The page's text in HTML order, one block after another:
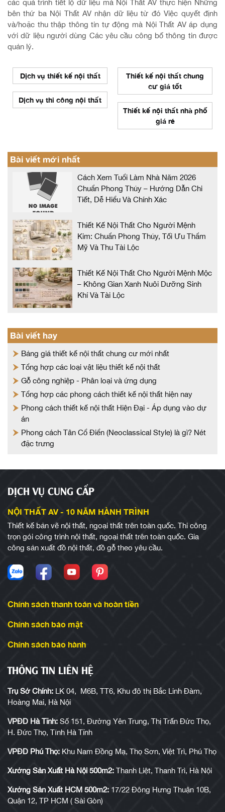
các quá trình tiết lộ dữ liệu mà Nội Thất AV thực hiện Những
bên thứ ba Nội Thất AV nhận dữ liệu từ đó Việc quyết định
và/hoặc thu thập thông tin tự động mà Nội Thất AV áp dụng
với dữ liệu người dùng Các yêu cầu công bố thông tin được
quản lý.
Dịch vụ thiết kế nội thất
Dịch vụ thi công nội thất
Thiết kế nội thất chung
cư giá tốt
Thiết kế nội thất nhà phố
giá rẻ
Bài viết mới nhất
Cách Xem Tuổi Làm Nhà Năm 2026
Chuẩn Phong Thủy – Hướng Dẫn Chi
Tiết, Dễ Hiểu Và Chính Xác
Thiết Kế Nội Thất Cho Người Mệnh
Kim: Chuẩn Phong Thủy, Tối Ưu Thẩm
Mỹ Và Thu Tài Lộc
Thiết Kế Nội Thất Cho Người Mệnh Mộc
– Không Gian Xanh Nuôi Dưỡng Sinh
Khí Và Tài Lộc
Bài viết hay
Bảng giá thiết kế nội thất chung cư mới nhất
Tổng hợp các loại vật liệu thiết kế nội thất
Gỗ công nghiệp - Phân loại và ứng dụng
Tổng hợp các phong cách thiết kế nội thất hiện nay
Phong cách thiết kế nội thất Hiện Đại - Áp dụng vào dự
án
Phong cách Tân Cổ Điển (Neoclassical Style) là gì? Nét
đặc trưng
DỊCH VỤ CUNG CẤP
NỘI THẤT AV - 10 NĂM HÀNH TRÌNH
Thiết kế bản vẽ nội thất, ngoại thất trên toàn quốc. Thi công
trọn gói công trình nội thất, ngoại thất trên toàn quốc. Gia
công sản xuất đồ nội thất, đồ gỗ theo yêu cầu.
Chính sách thanh toán và hoàn tiền
Chính sách bảo mật
Chính sách bảo hành
THÔNG TIN LIÊN HỆ
Trụ Sở Chính: LK 04, M6B, TT6, Khu đô thị Bắc Linh Đàm,
Hoàng Mai, Hà Nội
VPĐD Hà Tĩnh: Số 151, Đường Yên Trung, Thị Trấn Đức Thọ,
H. Đức Thọ, Tỉnh Hà Tĩnh
VPĐD Phú Thọ: Khu Nam Đồng Mạ, Thọ Sơn, Việt Trì, Phú Thọ
Xưởng Sản Xuất Hà Nội 500m2: Thanh Liệt, Thanh Trì, Hà Nội
Xưởng Sản Xuất HCM 500m2: 17/22 Đông Hưng Thuận 10B,
Quận 12, TP HCM ( Sài Gòn)